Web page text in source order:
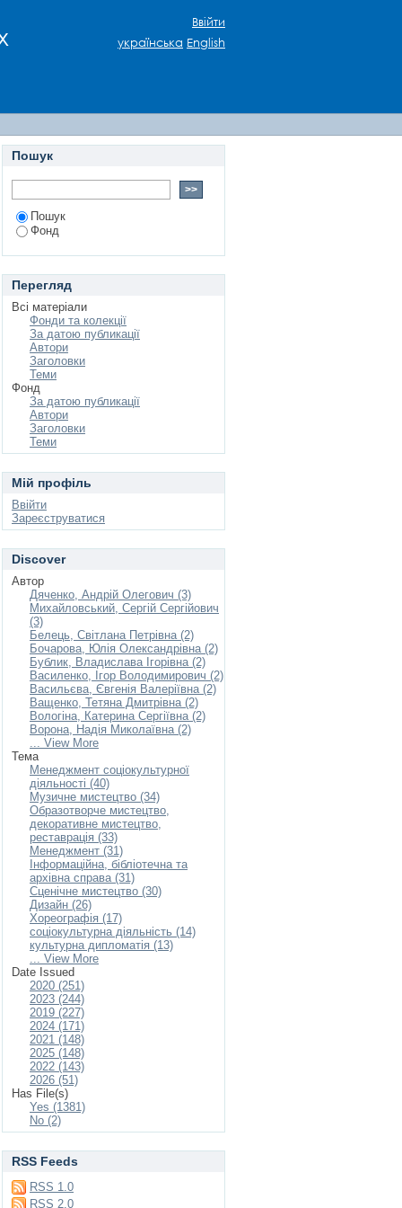
Ввійти
українська English
Пошук
Пошук
Фонд
Перегляд
Всі матеріали
Фонди та колекції
За датою публикації
Автори
Заголовки
Теми
Фонд
За датою публикації
Автори
Заголовки
Теми
Мій профіль
Ввійти
Зареєструватися
Discover
Автор
Дяченко, Андрій Олегович (3)
Михайловський, Сергій Сергійович
(3)
Белець, Світлана Петрівна (2)
Бочарова, Юлія Олександрівна (2)
Бублик, Владислава Ігорівна (2)
Василенко, Ігор Володимирович (2)
Васильєва, Євгенія Валеріївна (2)
Ващенко, Тетяна Дмитрівна (2)
Вологіна, Катерина Сергіївна (2)
Ворона, Надія Миколаївна (2)
... View More
Тема
Менеджмент соціокультурної
діяльності (40)
Музичне мистецтво (34)
Образотворче мистецтво,
декоративне мистецтво,
реставрація (33)
Менеджмент (31)
Інформаційна, бібліотечна та
архівна справа (31)
Сценічне мистецтво (30)
Дизайн (26)
Хореографія (17)
соціокультурна діяльність (14)
культурна дипломатія (13)
... View More
Date Issued
2020 (251)
2023 (244)
2019 (227)
2024 (171)
2021 (148)
2025 (148)
2022 (143)
2026 (51)
Has File(s)
Yes (1381)
No (2)
RSS Feeds
RSS 1.0
RSS 2.0